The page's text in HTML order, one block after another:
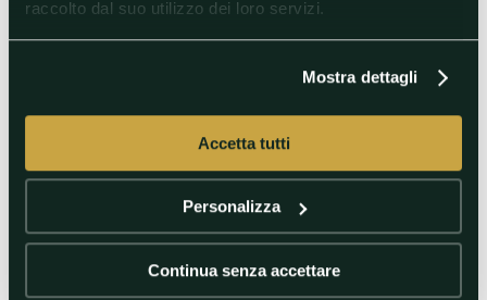
raccolto dal suo utilizzo dei loro servizi.
Mostra dettagli
Accetta tutti
Personalizza
Continua senza accettare
pullman non era
autorizzata"
Matteo Piantedosi conferma
che la sfilata era vietata:
pedana a Piazza del Popolo, ma
ci sono state pressioni sul
servizio d'ordine".
#Euro2020
#EuropeanChampionship
#Inghilterra
#Italyv